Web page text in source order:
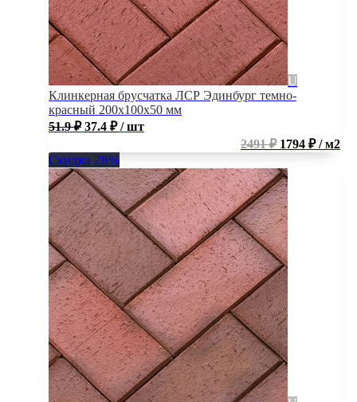
Клинкерная брусчатка ЛСР Эдинбург темно-
красный 200x100x50 мм
51.9₽ 37.4 ₽ / шт
2491 ₽1794 ₽ / м2
Скидка 28%